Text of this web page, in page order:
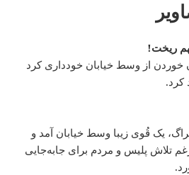
ریخت!
خوردن از وسط خیابان خودداری کرد
کرد.
یک قُوی زیبا وسط خیابان آمد و
تلاش پلیس و مردم برای جابه‌جایی